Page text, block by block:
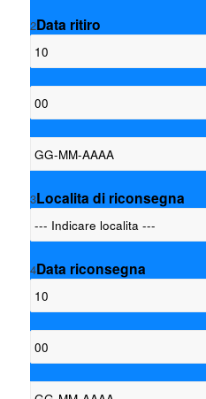
2Data ritiro
3Localita di riconsegna
4Data riconsegna